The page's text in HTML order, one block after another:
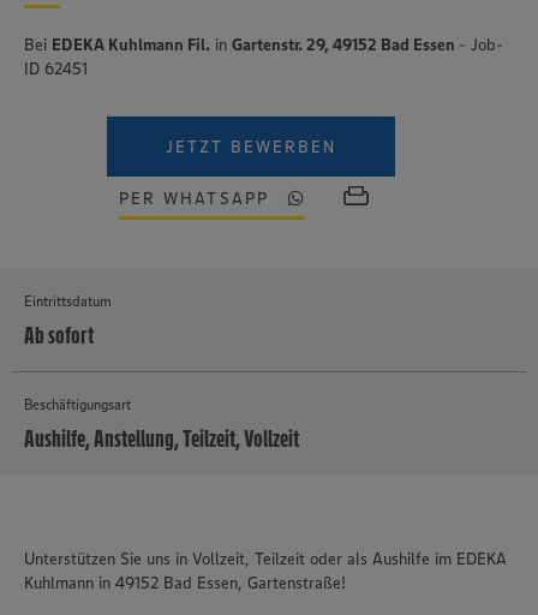
Bei EDEKA Kuhlmann Fil. in Gartenstr. 29, 49152 Bad Essen - Job-
ID 62451
JETZT BEWERBEN
PER WHATSAPP
Eintrittsdatum
Ab sofort
Beschäftigungsart
Aushilfe, Anstellung, Teilzeit, Vollzeit
Unterstützen Sie uns in Vollzeit, Teilzeit oder als Aushilfe im EDEKA
Kuhlmann in 49152 Bad Essen, Gartenstraße!